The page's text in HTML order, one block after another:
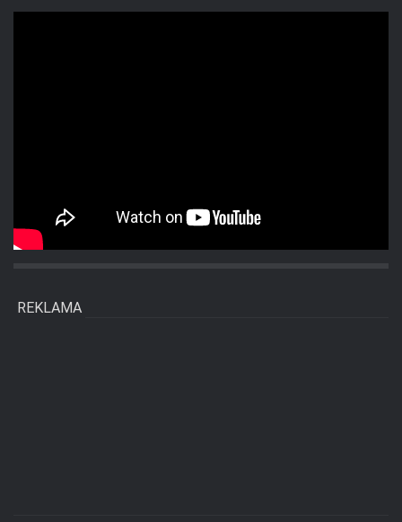
REKLAMA